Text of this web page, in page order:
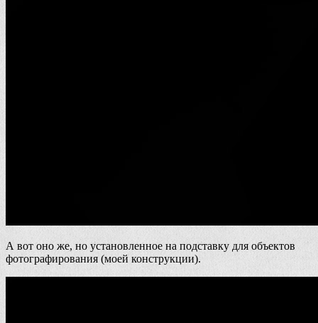
А вот оно же, но установленное на подставку для объектов
фотографирования (моей конструкции).